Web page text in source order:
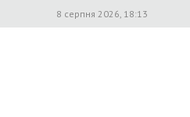
8 серпня 2026, 18:13